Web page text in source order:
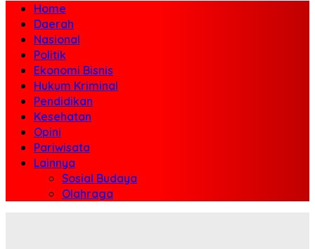
Home
Daerah
Nasional
Politik
Ekonomi Bisnis
Hukum Kriminal
Pendidikan
Kesehatan
Opini
Pariwisata
Lainnya
Sosial Budaya
Olahraga